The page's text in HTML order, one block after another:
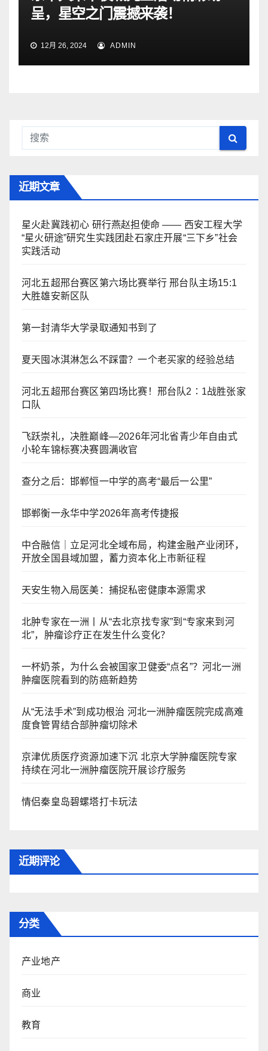
呈，星空之门震撼来袭！
12月 26, 2024 ADMIN
近期文章
星火赴冀践初心 研行燕赵担使命 —— 西安工程大学
“星火研途”研究生实践团赴石家庄开展“三下乡”社会
实践活动
河北五超邢台赛区第六场比赛举行 邢台队主场15:1
大胜雄安新区队
第一封清华大学录取通知书到了
夏天囤冰淇淋怎么不踩雷？一个老买家的经验总结
河北五超邢台赛区第四场比赛！邢台队2∶1战胜张家
口队
飞跃崇礼，决胜巅峰—2026年河北省青少年自由式
小轮车锦标赛决赛圆满收官
查分之后：邯郸恒一中学的高考“最后一公里”
邯郸衡一永华中学2026年高考传捷报
中合融信｜立足河北全域布局，构建金融产业闭环，
开放全国县域加盟，蓄力资本化上市新征程
天安生物入局医美：捕捉私密健康本源需求
北肿专家在一洲丨从“去北京找专家”到“专家来到河
北”，肿瘤诊疗正在发生什么变化？
一杯奶茶，为什么会被国家卫健委“点名”？河北一洲
肿瘤医院看到的防癌新趋势
从“无法手术”到成功根治 河北一洲肿瘤医院完成高难
度食管胃结合部肿瘤切除术
京津优质医疗资源加速下沉 北京大学肿瘤医院专家
持续在河北一洲肿瘤医院开展诊疗服务
情侣秦皇岛碧螺塔打卡玩法
近期评论
分类
产业地产
商业
教育